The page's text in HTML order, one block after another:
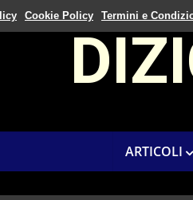
Cookie Policy Termini e
ARTICOLI